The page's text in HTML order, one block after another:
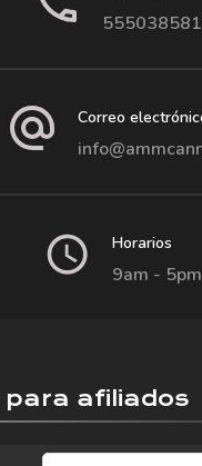
Correo
Horarios
9am - 5pm
para afiliados